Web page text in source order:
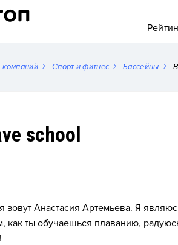
компаний Спорт и фитнес Бассейны
school
зовут Анастасия Артемьева. Я
как ты обучаешься плаванию,